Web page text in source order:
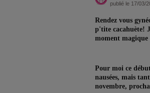
publié le 17/03/
Rendez vous
p'tite cacahuète!
moment
Pour moi ce
nausées, mais
novembre,